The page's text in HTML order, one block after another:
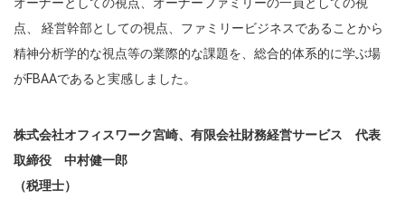
点、 経営幹部としての視点、ファミリービジネスであることから
精神分析学的な視点等の業際的な課題を、総合的体系的に学ぶ場
がFBAAであると実感しました。
株式会社オフィスワーク宮崎、有限会社財務経営サービス 代表
取締役 中村健一郎
（税理士）